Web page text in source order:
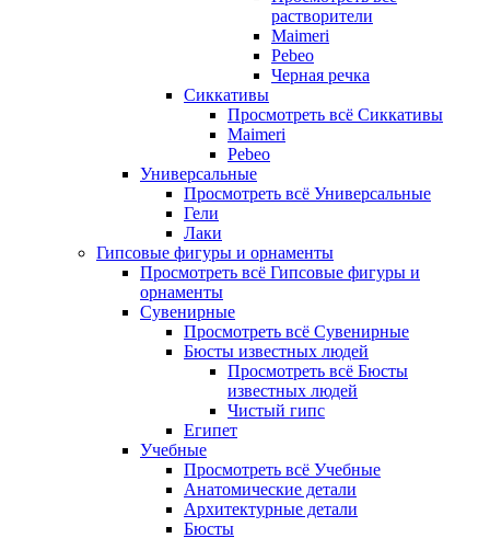
растворители
Maimeri
Pebeo
Черная речка
Сиккативы
Просмотреть всё Сиккативы
Maimeri
Pebeo
Универсальные
Просмотреть всё Универсальные
Гели
Лаки
Гипсовые фигуры и орнаменты
Просмотреть всё Гипсовые фигуры и
орнаменты
Сувенирные
Просмотреть всё Сувенирные
Бюсты известных людей
Просмотреть всё Бюсты
известных людей
Чистый гипс
Египет
Учебные
Просмотреть всё Учебные
Анатомические детали
Архитектурные детали
Бюсты